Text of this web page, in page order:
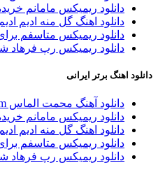
دانلود ریمیکس مامانم
دانلود اهنگ گل منه ادیم
دانلود ریمیکس متاسفم
دانلود ریمیکس رپ
دانلود اهنگ برتر ایرانی
دانلود آهنگ محمت الماس gidene yakıyorum
دانلود ریمیکس مامانم
دانلود اهنگ گل منه ادیم
دانلود ریمیکس متاسفم
دانلود ریمیکس رپ